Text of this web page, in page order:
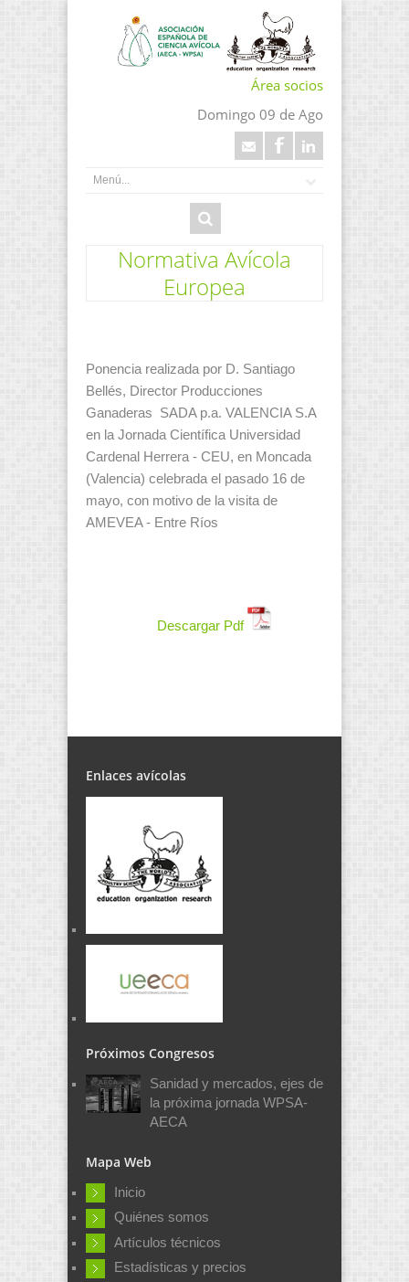
Área socios
Domingo 09 de Ago
Normativa Avícola
Europea
Ponencia realizada por D. Santiago
Bellés, Director Producciones
Ganaderas SADA p.a. VALENCIA S.A
en la Jornada Científica Universidad
Cardenal Herrera - CEU, en Moncada
(Valencia) celebrada el pasado 16 de
mayo, con motivo de la visita de
AMEVEA - Entre Ríos
Descargar Pdf
Enlaces avícolas
Próximos Congresos
Sanidad y mercados, ejes de
la próxima jornada WPSA-
AECA
Mapa Web
Inicio
Quiénes somos
Artículos técnicos
Estadísticas y precios